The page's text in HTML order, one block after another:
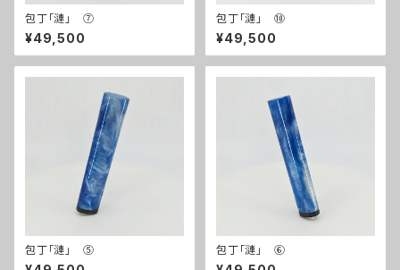
包丁「漣」 ⑦
¥49,500
包丁「漣」 ⑩
¥49,500
包丁「漣」 ⑤ 包丁「漣」 ⑥